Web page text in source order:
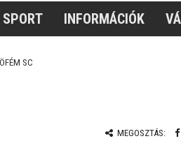
SPORT INFORMÁCIÓK
SC
MEGOSZTÁS: